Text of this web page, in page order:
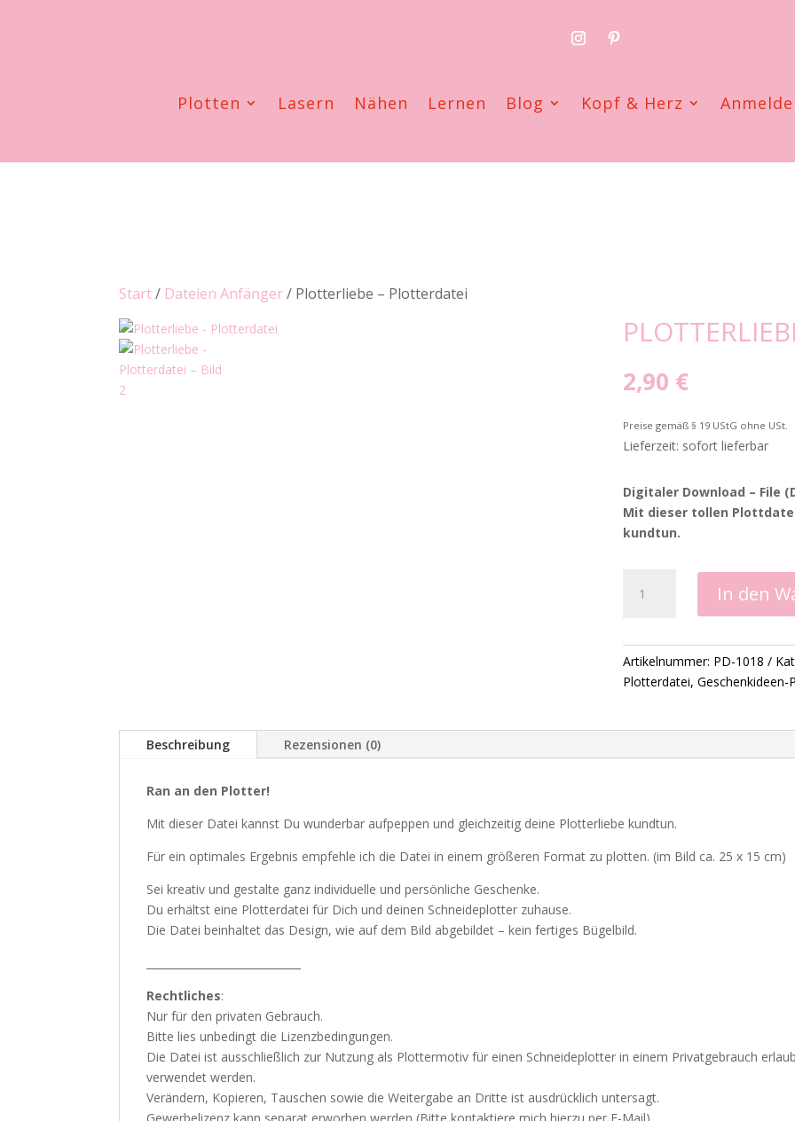
Plotten Lasern Nähen Lernen Blog Kopf & Herz
Start/ Dateien Anfänger/ Plotterliebe – Plotterdatei
2,90 €
Preise gemäß § 19 UStG ohne USt.
Lieferzeit: sofort lieferbar
Digitaler Download – File
Mit dieser tollen
kundtun.
In den
Artikelnummer: PD-1018
Plotterdatei, Geschenkideen-
Beschreibung Rezensionen (0)
Ran an den Plotter!
Mit dieser Datei kannst Du wunderbar aufpeppen und gleichzeitig deine Plotterliebe kundtun.
Für ein optimales Ergebnis empfehle ich die Datei in einem größeren Format zu plotten. (im Bild ca. 25 x 15 cm)
Sei kreativ und gestalte ganz individuelle und persönliche Geschenke.
Du erhältst eine Plotterdatei für Dich und deinen Schneideplotter zuhause.
Die Datei beinhaltet das Design, wie auf dem Bild abgebildet – kein fertiges Bügelbild.
Rechtliches:
Nur für den privaten Gebrauch.
Bitte lies unbedingt die Lizenzbedingungen.
Die Datei ist ausschließlich zur Nutzung als Plottermotiv für einen Schneideplotter in einem Privatgebrauch
verwendet werden.
Verändern, Kopieren, Tauschen sowie die Weitergabe an Dritte ist ausdrücklich untersagt.
Gewerbelizenz kann separat erworben werden (Bitte kontaktiere mich hierzu per E-Mail).